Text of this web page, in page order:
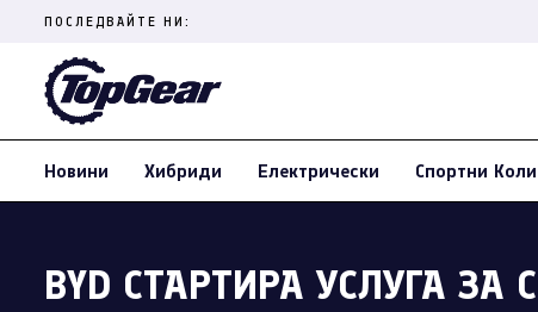
content
(Press
ПОСЛЕДВАЙТЕ НИ:
Новини Хибриди Електрически Спортни Коли
BYD СТАРТИРА УСЛУГА